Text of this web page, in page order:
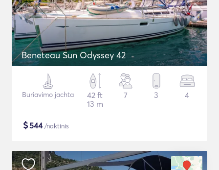
Beneteau Sun Odyssey 42
Buriavimo jachta
42 ft
13 m
7 3 4
$544/naktinis